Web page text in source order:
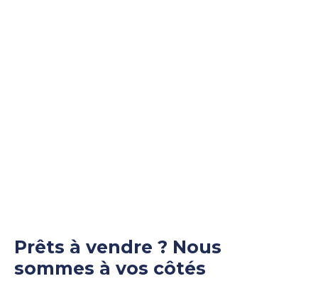
Prêts à vendre ? Nous
sommes à vos côtés